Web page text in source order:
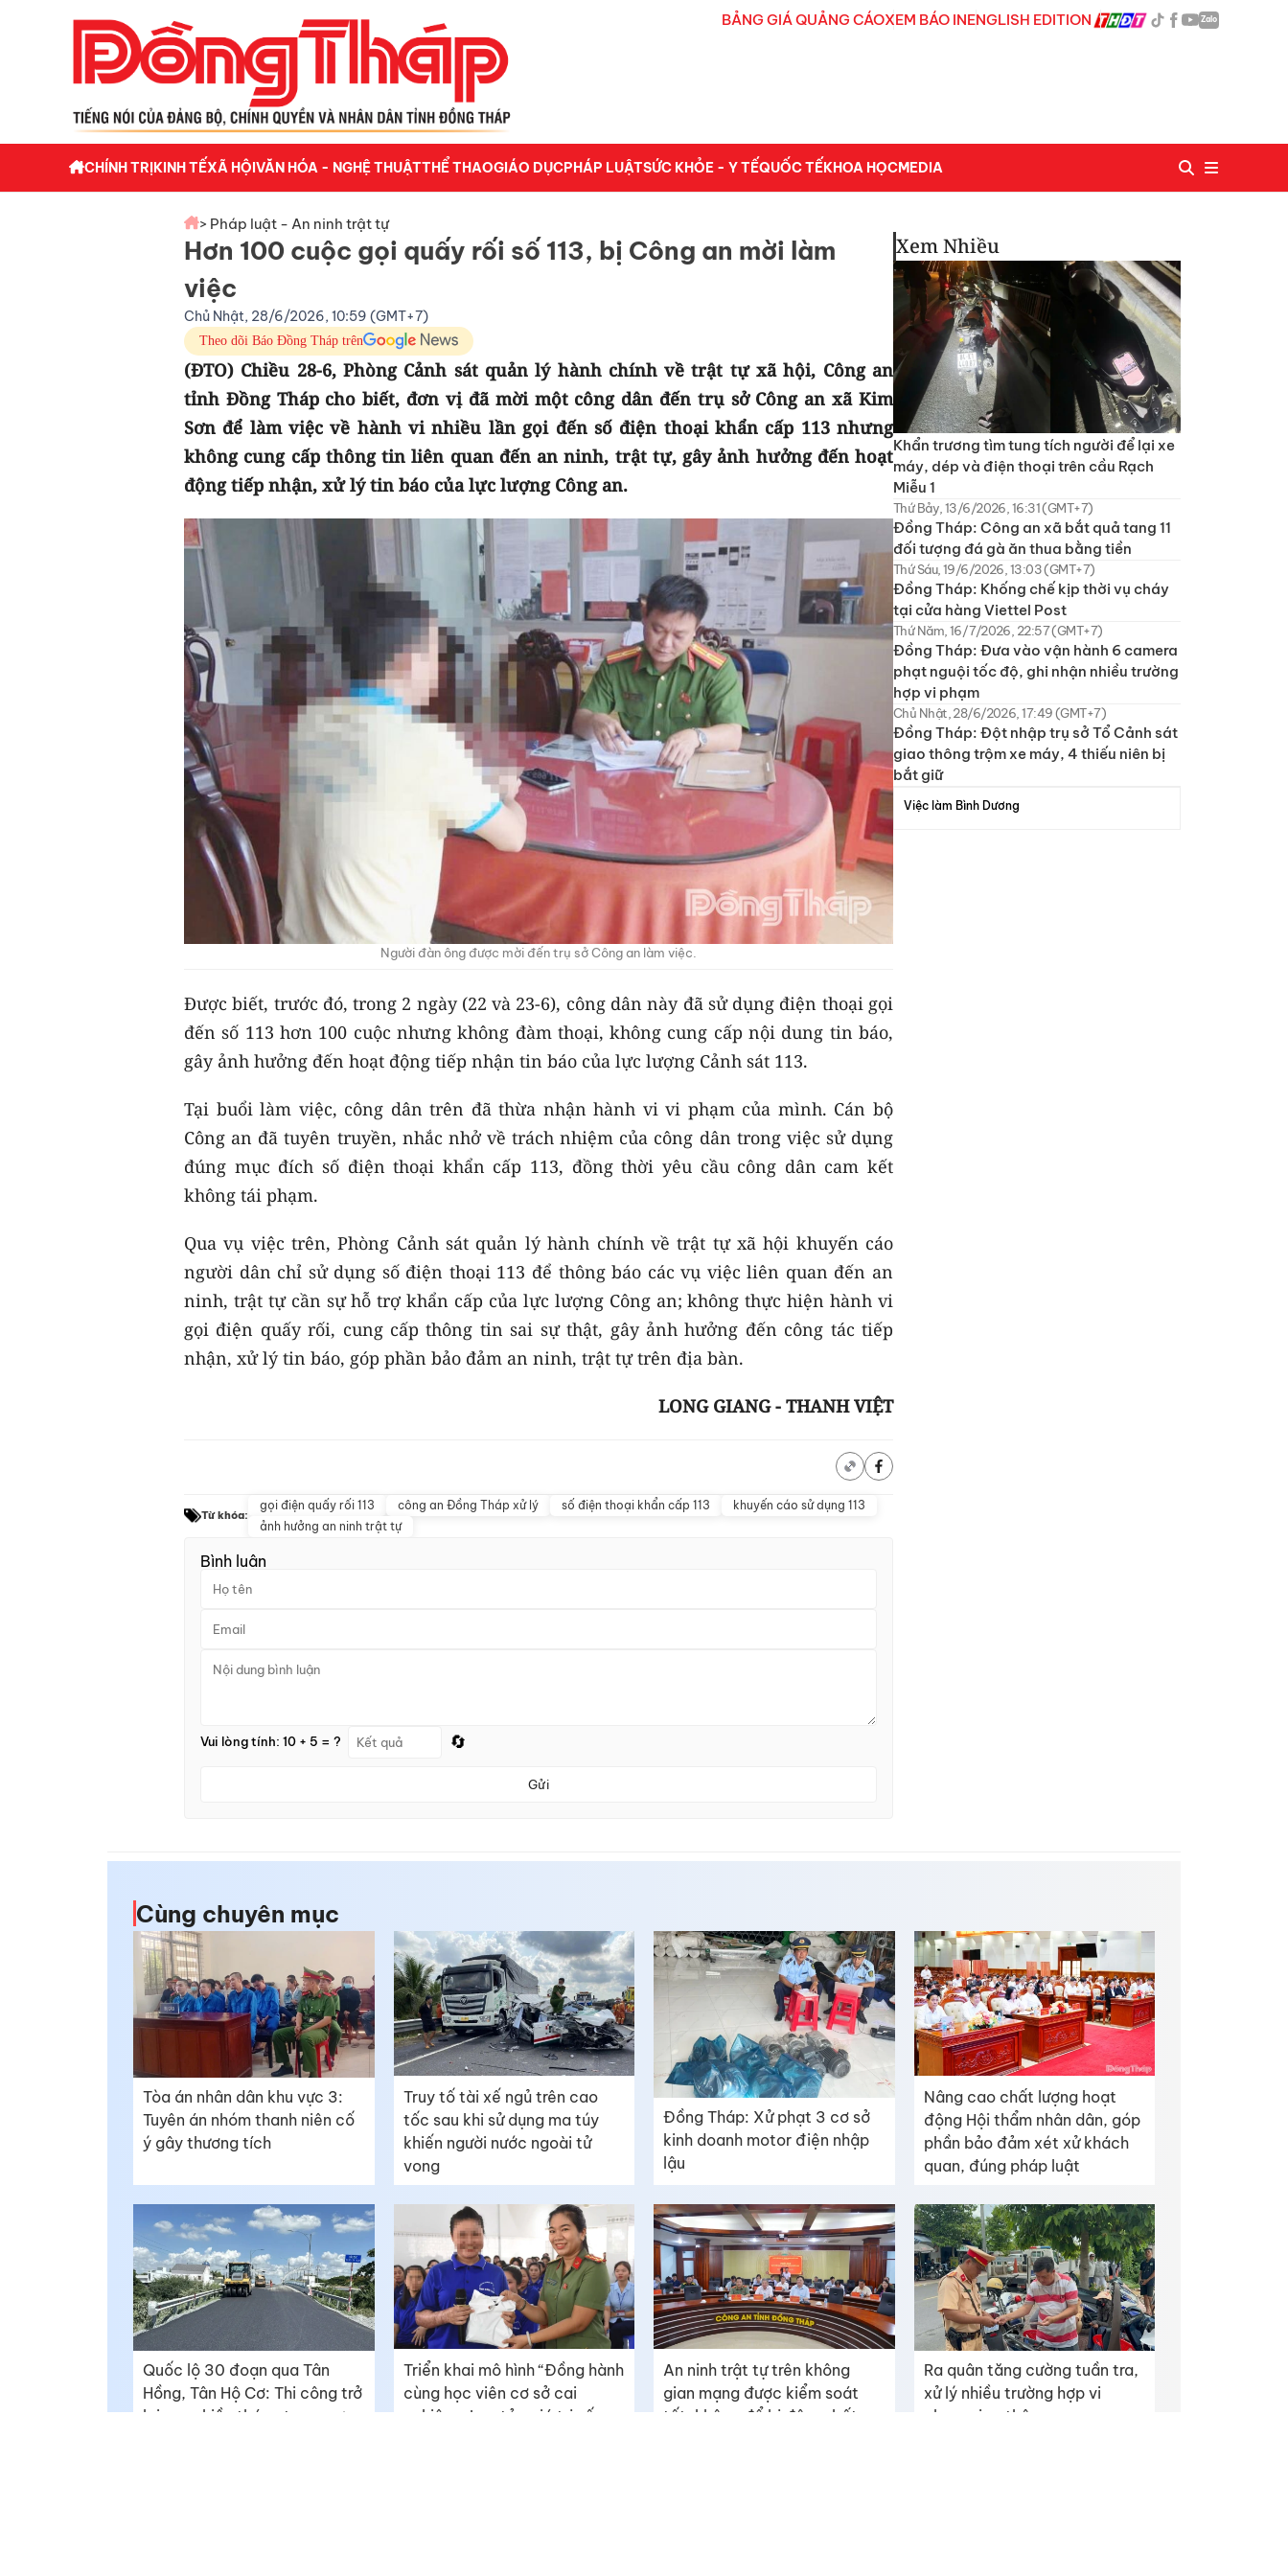
BẢNG GIÁ QUẢNG CÁOXEM BÁO INENGLISH EDITION Zalo
CHÍNH TRỊKINH TẾXÃ HỘIVĂN HÓA - NGHỆ THUẬTTHỂ THAOGIÁO DỤCPHÁP LUẬTSỨC KHỎE - Y TẾQUỐC TẾKHOA HỌCMEDIA
> Pháp luật - An ninh trật tự
Hơn 100 cuộc gọi quấy rối số 113, bị Công an mời làm
việc
Chủ Nhật, 28/6/2026, 10:59 (GMT+7)
Theo dõi Báo Đồng Tháp trên
(ĐTO) Chiều 28-6, Phòng Cảnh sát quản lý hành chính về trật tự xã hội, Công an
tỉnh Đồng Tháp cho biết, đơn vị đã mời một công dân đến trụ sở Công an xã Kim
Sơn để làm việc về hành vi nhiều lần gọi đến số điện thoại khẩn cấp 113 nhưng
không cung cấp thông tin liên quan đến an ninh, trật tự, gây ảnh hưởng đến hoạt
động tiếp nhận, xử lý tin báo của lực lượng Công an.
Người đàn ông được mời đến trụ sở Công an làm việc.
Được biết, trước đó, trong 2 ngày (22 và 23-6), công dân này đã sử dụng điện thoại gọi
đến số 113 hơn 100 cuộc nhưng không đàm thoại, không cung cấp nội dung tin báo,
gây ảnh hưởng đến hoạt động tiếp nhận tin báo của lực lượng Cảnh sát 113.
Tại buổi làm việc, công dân trên đã thừa nhận hành vi vi phạm của mình. Cán bộ
Công an đã tuyên truyền, nhắc nhở về trách nhiệm của công dân trong việc sử dụng
đúng mục đích số điện thoại khẩn cấp 113, đồng thời yêu cầu công dân cam kết
không tái phạm.
Qua vụ việc trên, Phòng Cảnh sát quản lý hành chính về trật tự xã hội khuyến cáo
người dân chỉ sử dụng số điện thoại 113 để thông báo các vụ việc liên quan đến an
ninh, trật tự cần sự hỗ trợ khẩn cấp của lực lượng Công an; không thực hiện hành vi
gọi điện quấy rối, cung cấp thông tin sai sự thật, gây ảnh hưởng đến công tác tiếp
nhận, xử lý tin báo, góp phần bảo đảm an ninh, trật tự trên địa bàn.
LONG GIANG - THANH VIỆT
Từ khóa:
gọi điện quấy rối 113 công an Đồng Tháp xử lý số điện thoại khẩn cấp 113
khuyến cáo sử dụng 113
ảnh hưởng an ninh trật tự
Bình luận
Vui lòng tính: 10 + 5 = ? 🔄
Gửi
Xem Nhiều
Khẩn trương tìm tung tích người để lại xe
máy, dép và điện thoại trên cầu Rạch
Miễu 1
Thứ Bảy, 13/6/2026, 16:31 (GMT+7)
Đồng Tháp: Công an xã bắt quả tang 11
đối tượng đá gà ăn thua bằng tiền
Thứ Sáu, 19/6/2026, 13:03 (GMT+7)
Đồng Tháp: Khống chế kịp thời vụ cháy
tại cửa hàng Viettel Post
Thứ Năm, 16/7/2026, 22:57 (GMT+7)
Đồng Tháp: Đưa vào vận hành 6 camera
phạt nguội tốc độ, ghi nhận nhiều trường
hợp vi phạm
Chủ Nhật, 28/6/2026, 17:49 (GMT+7)
Đồng Tháp: Đột nhập trụ sở Tổ Cảnh sát
giao thông trộm xe máy, 4 thiếu niên bị
bắt giữ
Việc làm Bình Dương
Cùng chuyên mục
Tòa án nhân dân khu vực 3:
Tuyên án nhóm thanh niên cố
ý gây thương tích
Truy tố tài xế ngủ trên cao
tốc sau khi sử dụng ma túy
khiến người nước ngoài tử
vong
Đồng Tháp: Xử phạt 3 cơ sở
kinh doanh motor điện nhập
lậu
Nâng cao chất lượng hoạt
động Hội thẩm nhân dân, góp
phần bảo đảm xét xử khách
quan, đúng pháp luật
Quốc lộ 30 đoạn qua Tân
Hồng, Tân Hộ Cơ: Thi công trở
lại sau nhiều tháng tạm ngưng
Triển khai mô hình “Đồng hành
cùng học viên cơ sở cai
nghiện - Lan tỏa giá trị sống
An ninh trật tự trên không
gian mạng được kiểm soát
tốt, không để bị động, bất
Ra quân tăng cường tuần tra,
xử lý nhiều trường hợp vi
phạm giao thông